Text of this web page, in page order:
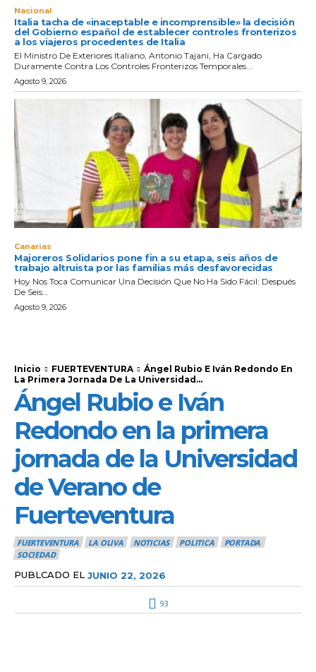
Nacional
Italia tacha de «inaceptable e incomprensible» la decisión
del Gobierno español de establecer controles fronterizos
a los viajeros procedentes de Italia
El Ministro De Exteriores Italiano, Antonio Tajani, Ha Cargado
Duramente Contra Los Controles Fronterizos Temporales...
Agosto 9, 2026
Canarias
Majoreros Solidarios pone fin a su etapa, seis años de
trabajo altruista por las familias más desfavorecidas
Hoy Nos Toca Comunicar Una Decisión Que No Ha Sido Fácil: Después
De Seis...
Agosto 9, 2026